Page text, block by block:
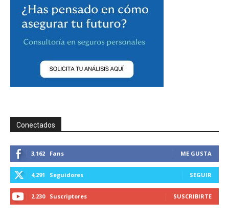
Conectados
3,162 Fans ME GUSTA
4,291 Seguidores SEGUIR
2,230 Suscriptores SUSCRIBIRTE